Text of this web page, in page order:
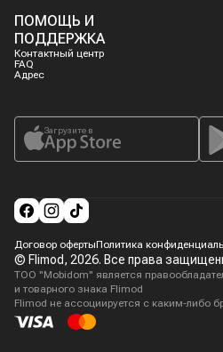
ПОМОЩЬ И
ПОДДЕРЖКА
Контактный центр
FAQ
Адрес
Загрузите в
Договор офертыПолитика
© Flimod, 2026. Все права
ТОО "Mobidom" является
и товарного знака Flimod
Flimod не ассоциируется с каким-либо